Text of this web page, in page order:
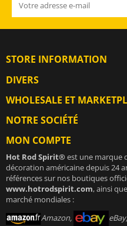
STORE INFORMATION
DIVERS
WHOLESALE ET
NOTRE SOCIÉTÉ
MON COMPTE
Hot Rod Spirit®est une marque
décoration américaine depuis 24
références sur nos boutiques
www.hotrodspirit.com, ainsi
marché mondiales :
Amazon,
eBay,